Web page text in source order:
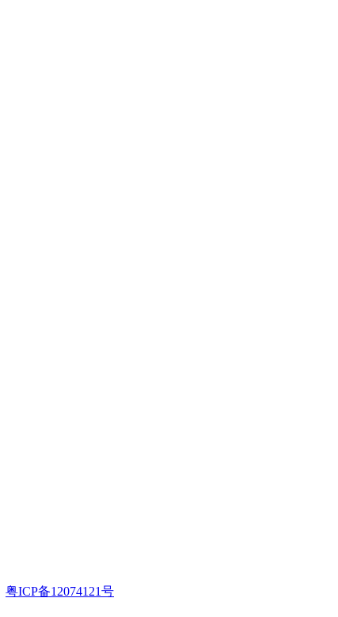
粤ICP备12074121号